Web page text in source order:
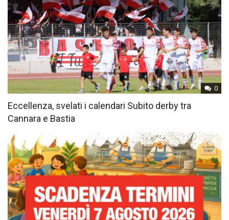
0
Eccellenza, svelati i calendari Subito derby tra
Cannara e Bastia